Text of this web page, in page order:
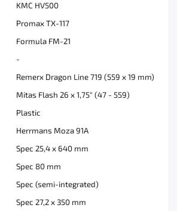
KMC HV500
Promax TX-117
Formula FM-21
-
Remerx Dragon Line 719 (559 x 19 mm)
Mitas Flash 26 x 1,75" (47 - 559)
Plastic
Herrmans Moza 91A
Spec 25,4 x 640 mm
Spec 80 mm
Spec (semi-integrated)
Spec 27,2 x 350 mm